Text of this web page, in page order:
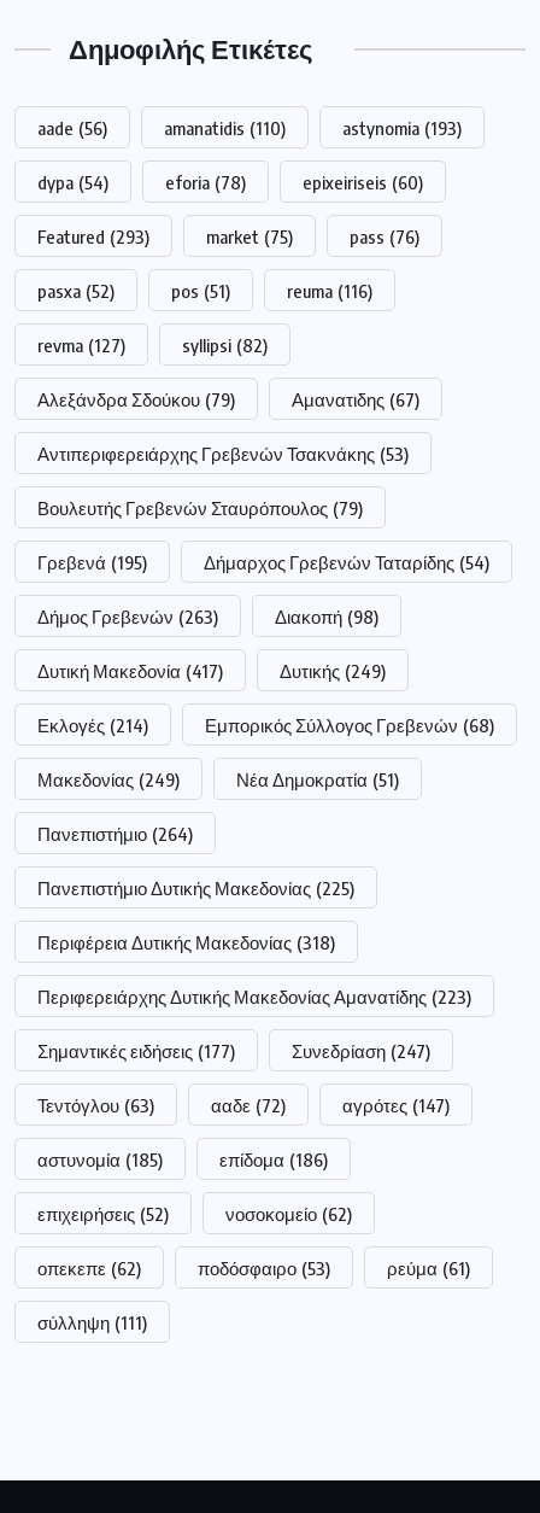
Δημοφιλής Ετικέτες
aade (56) amanatidis (110) astynomia (193)
dypa (54) eforia (78) epixeiriseis (60)
Featured (293) market (75) pass (76)
pasxa (52) pos (51) reuma (116)
revma (127) syllipsi (82)
Αλεξάνδρα Σδούκου (79) Αμανατιδης (67)
Αντιπεριφερειάρχης Γρεβενών Τσακνάκης (53)
Βουλευτής Γρεβενών Σταυρόπουλος (79)
Γρεβενά (195) Δήμαρχος Γρεβενών Ταταρίδης (54)
Δήμος Γρεβενών (263) Διακοπή (98)
Δυτική Μακεδονία (417) Δυτικής (249)
Εκλογές (214) Εμπορικός Σύλλογος Γρεβενών (68)
Μακεδονίας (249) Νέα Δημοκρατία (51)
Πανεπιστήμιο (264)
Πανεπιστήμιο Δυτικής Μακεδονίας (225)
Περιφέρεια Δυτικής Μακεδονίας (318)
Περιφερειάρχης Δυτικής Μακεδονίας Αμανατίδης (223)
Σημαντικές ειδήσεις (177) Συνεδρίαση (247)
Τεντόγλου (63) ααδε (72) αγρότες (147)
αστυνομία (185) επίδομα (186)
επιχειρήσεις (52) νοσοκομείο (62)
οπεκεπε (62) ποδόσφαιρο (53) ρεύμα (61)
σύλληψη (111)